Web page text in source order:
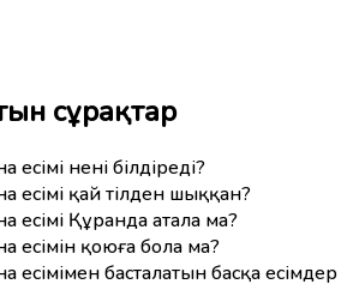
сұрақтар
нені білдіреді?
есімі қай тілден шыққан?
есімі Құранда атала ма?
есімін қоюға бола ма?
басталатын басқа есімдер